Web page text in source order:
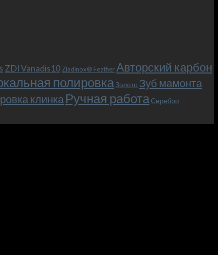
ZDI Vanadis10 Zladinox® FeatherАвторский карбон
полировка Золото Зуб мамонта
клинкаРучная работа Серебро